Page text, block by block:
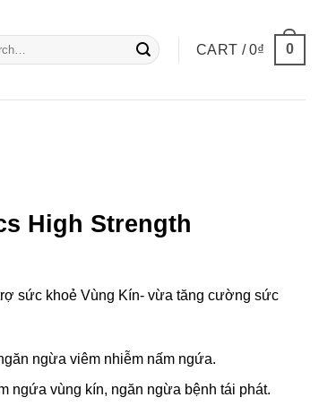
CART /0₫ 0
High Strength
sức khoẻ Vùng Kín- vừa tăng cường sức
ngừa viêm nhiễm nấm ngứa.
ngứa vùng kín, ngăn ngừa bệnh tái phát.